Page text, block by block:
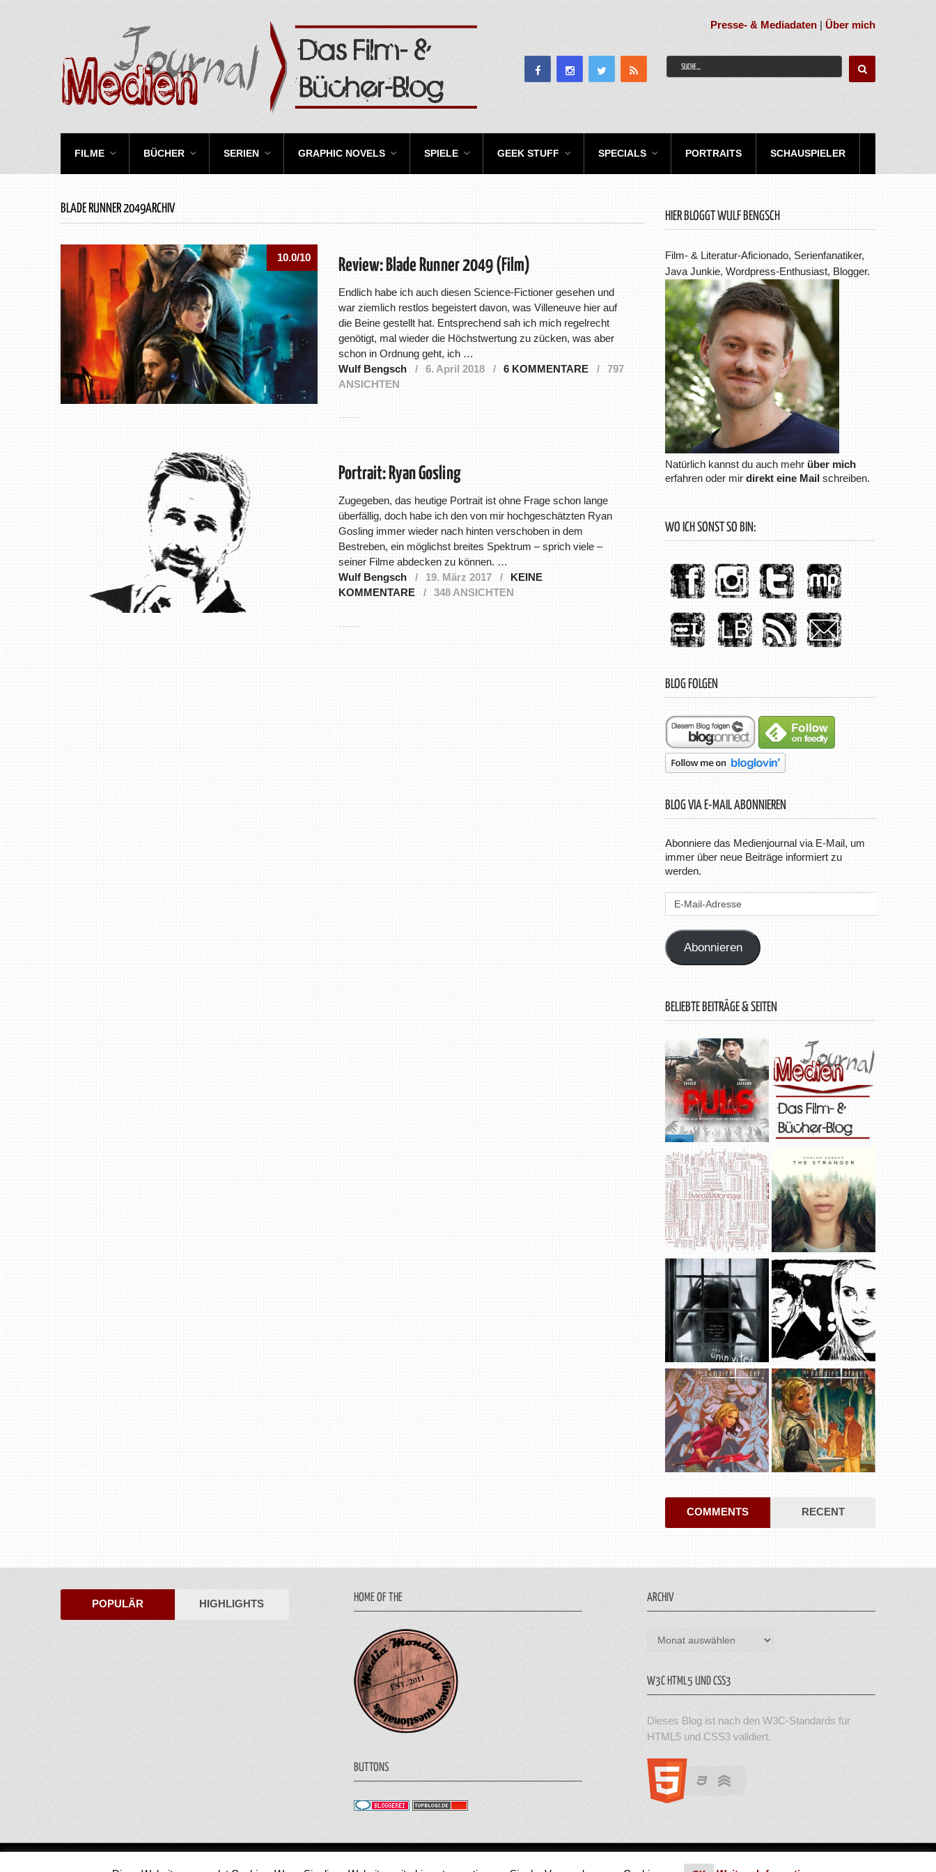
Presse- & Mediadaten |Über mich
FILME BÜCHER SERIEN GRAPHIC NOVELS SPIELE GEEK STUFF SPECIALS PORTRAITS SCHAUSPIELER
BLADE RUNNER 2049ARCHIV
10.0/10 Review: Blade Runner 2049 (Film)
Endlich habe ich auch diesen Science-Fictioner gesehen und
war ziemlich restlos begeistert davon, was Villeneuve hier auf
die Beine gestellt hat. Entsprechend sah ich mich regelrecht
genötigt, mal wieder die Höchstwertung zu zücken, was aber
schon in Ordnung geht, ich …
Wulf Bengsch
6. April 2018 6 KOMMENTARE
797
ANSICHTEN
Portrait: Ryan Gosling
Zugegeben, das heutige Portrait ist ohne Frage schon lange
überfällig, doch habe ich den von mir hochgeschätzten Ryan
Gosling immer wieder nach hinten verschoben in dem
Bestreben, ein möglichst breites Spektrum – sprich viele –
seiner Filme abdecken zu können. …
Wulf Bengsch
19. März 2017
KEINE
KOMMENTARE
348 ANSICHTEN
HIER BLOGGT WULF BENGSCH
Film- & Literatur-Aficionado, Serienfanatiker,
Java Junkie, Wordpress-Enthusiast, Blogger.
Natürlich kannst du auch mehr über mich
erfahren oder mirdirekt eine Mail schreiben.
WO ICH SONST SO BIN:
BLOG FOLGEN
BLOG VIA E-MAIL ABONNIEREN
Abonniere das Medienjournal via E-Mail, um
immer über neue Beiträge informiert zu
werden.
E-
Abonnieren
BELIEBTE BEITRÄGE & SEITEN
COMMENTS RECENT
POPULÄR HIGHLIGHTS HOME OF THE
BUTTONS
ARCHIV
Archiv
W3C HTML5 UND CSS3
Dieses Blog ist nach den W3C-Standards für
HTML5 und CSS3 validiert.
Medienjournal Copyright © 2026. © 2011 - 2018 Medienjournal. Alle Rechte vorbehalten. Theme von MyThemeShop. Impressum